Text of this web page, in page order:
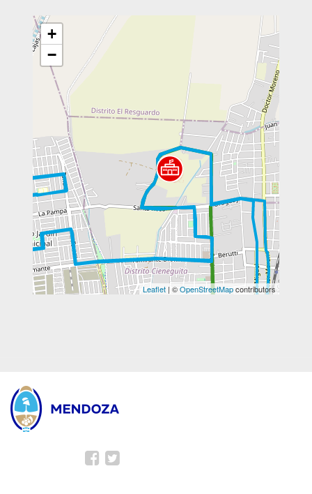
+
−
Leaflet | ©OpenStreetMapcontributors